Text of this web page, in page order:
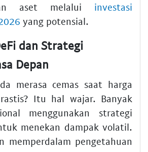
aset melalui investasi
yang potensial.
dan Strategi
Depan
merasa cemas saat harga
Itu hal wajar. Banyak
menggunakan strategi
menekan dampak volatil.
memperdalam pengetahuan